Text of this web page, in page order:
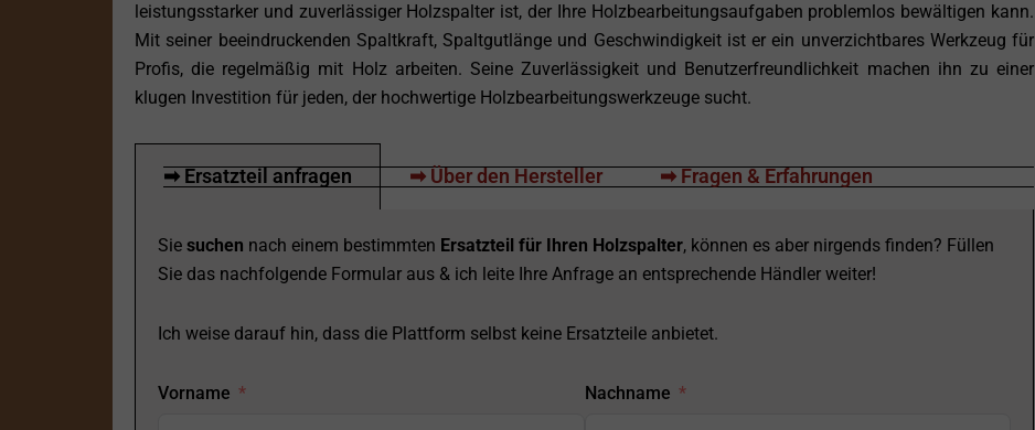
leistungsstarker und zuverlässiger Holzspalter ist, der Ihre Holzbearbeitungsaufgaben problemlos bewältigen kann.
Mit seiner beeindruckenden Spaltkraft, Spaltgutlänge und Geschwindigkeit ist er ein unverzichtbares Werkzeug für
Profis, die regelmäßig mit Holz arbeiten. Seine Zuverlässigkeit und Benutzerfreundlichkeit machen ihn zu einer
klugen Investition für jeden, der hochwertige Holzbearbeitungswerkzeuge sucht.
➡ Ersatzteil anfragen ➡ Über den Hersteller ➡ Fragen & Erfahrungen
Sie suchen nach einem bestimmten Ersatzteil für Ihren Holzspalter, können es aber nirgends finden? Füllen
Sie das nachfolgende Formular aus & ich leite Ihre Anfrage an entsprechende Händler weiter!
Ich weise darauf hin, dass die Plattform selbst keine Ersatzteile anbietet.
Vorname Nachname